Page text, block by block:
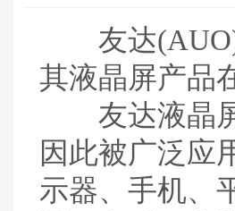
友达(AUO)
其液晶屏产品
友达液晶屏
因此被广泛应
示器、手机、